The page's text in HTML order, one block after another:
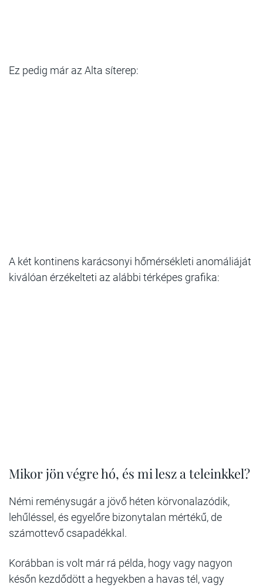
Ez pedig már az Alta síterep:
A két kontinens karácsonyi hőmérsékleti anomáliáját
kiválóan érzékelteti az alábbi térképes grafika:
Mikor jön végre hó, és mi lesz a teleinkkel?
Némi reménysugár a jövő héten körvonalazódik,
lehűléssel, és egyelőre bizonytalan mértékű, de
számottevő csapadékkal.
Korábban is volt már rá példa, hogy vagy nagyon
későn kezdődött a hegyekben a havas tél, vagy